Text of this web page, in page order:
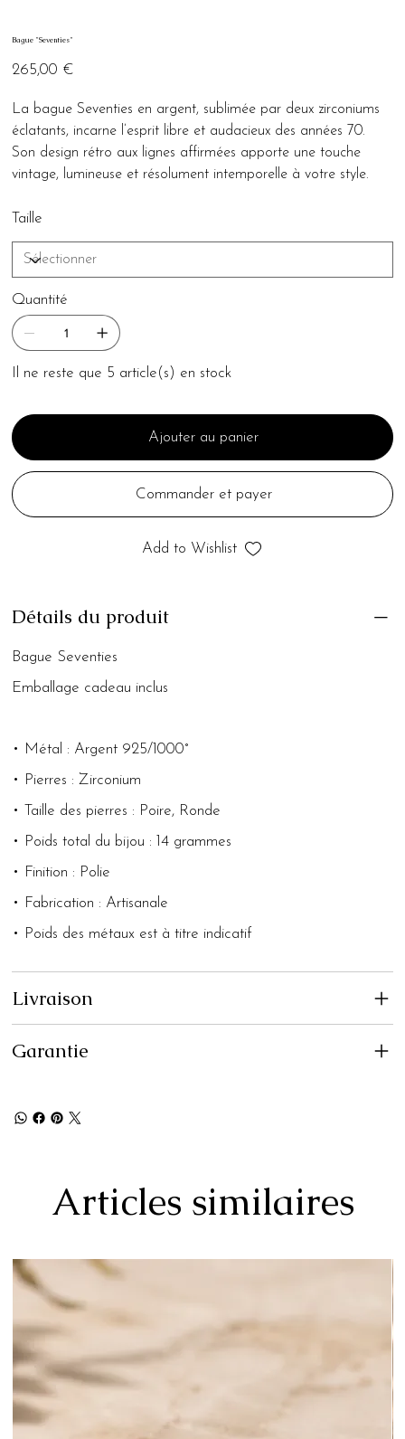
Bague "Seventies"
265,00 €
La bague Seventies en argent, sublimée par deux zirconiums
éclatants, incarne l’esprit libre et audacieux des années 70.
Son design rétro aux lignes affirmées apporte une touche
vintage, lumineuse et résolument intemporelle à votre style.
Taille
Quantité
Il ne reste que 5 article(s) en stock
Ajouter au panier
Commander et payer
Add to Wishlist
Détails du produit
Bague Seventies
Emballage cadeau inclus
• Métal : Argent 925/1000°
• Pierres : Zirconium
• Taille des pierres : Poire, Ronde
• Poids total du bijou : 14 grammes
• Finition : Polie
• Fabrication : Artisanale
• Poids des métaux est à titre indicatif
Livraison
Garantie
Articles similaires